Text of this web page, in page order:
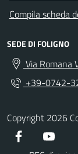
Compila scheda
SEDE DI FOLIGNO
Via Romana
+39-0742-
Copyright 2026
Facebook